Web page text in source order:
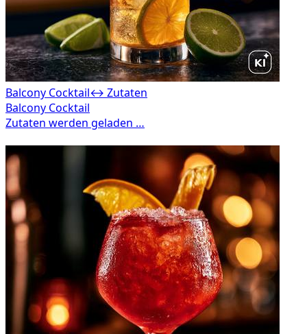
Balcony Cocktail↔ Zutaten